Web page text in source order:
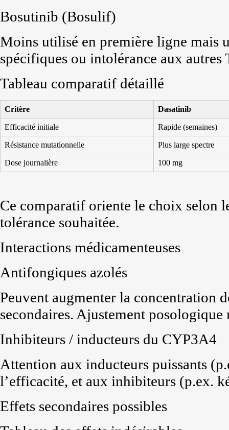
Bosutinib (Bosulif)
Moins utilisé en première ligne mais
spécifiques ou intolérance aux
Tableau comparatif détaillé
Critère Dasatinib
Efficacité initiale Rapide (semaines)
Résistance mutationnelle Plus large spectre
Dose journalière 100 mg
Ce comparatif oriente le choix selon
tolérance souhaitée.
Interactions médicamenteuses
Antifongiques azolés
Peuvent augmenter la concentration
secondaires. Ajustement posologique
Inhibiteurs / inducteurs du CYP3A4
Attention aux inducteurs puissants
l’efficacité, et aux inhibiteurs (p.ex.
Effets secondaires possibles